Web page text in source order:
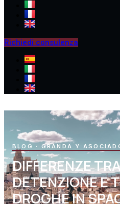
Richiedi consulenza
BLOG · GRANDA Y
DIFFERENZE
DETENZIONE E
DROGHE IN